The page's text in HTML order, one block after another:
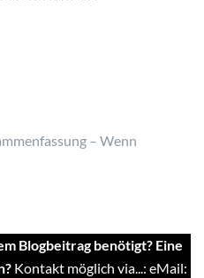
– Wenn
Blogbeitrag benötigt? Eine
Kontakt möglich via...: eMail: